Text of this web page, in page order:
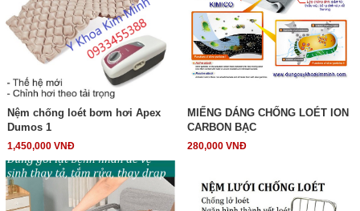
Nệm chống loét bơm hơi Apex
Dumos 1
1,450,000 VNĐ
MIẾNG DÁNG CHỐNG LOÉT ION
CARBON BẠC
280,000 VNĐ